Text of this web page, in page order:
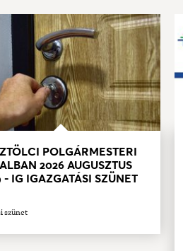
POLGÁRMESTERI
2026 AUGUSZTUS
- IG IGAZGATÁSI SZÜNET
szünet